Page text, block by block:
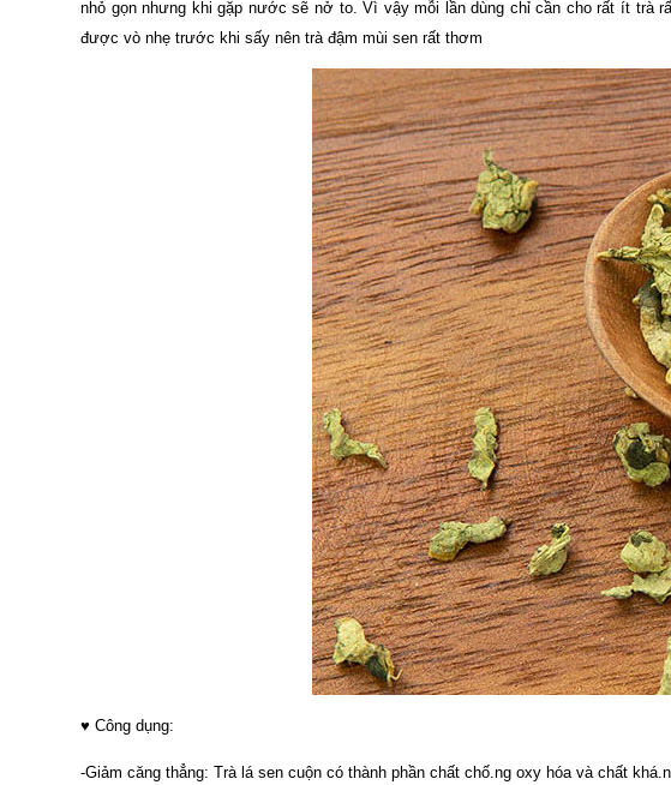
nhỏ gọn nhưng khi gặp nước sẽ nở to. Vì vậy mỗi lần dùng chỉ cần cho rất ít trà
được vò nhẹ trước khi sấy nên trà đậm mùi sen rất thơm
♥ Công dụng:
-Giảm căng thẳng: Trà lá sen cuộn có thành phần chất chố.ng oxy hóa và chất